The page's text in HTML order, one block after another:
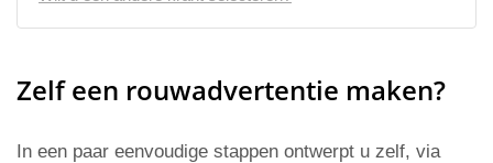
Zelf een rouwadvertentie maken?
In een paar eenvoudige stappen ontwerpt u zelf, via